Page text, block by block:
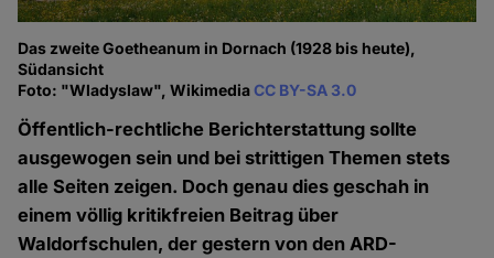
Das zweite Goetheanum in Dornach (1928 bis heute),
Südansicht
Foto: "Wladyslaw", WikimediaCC BY-SA 3.0
Öffentlich-rechtliche Berichterstattung sollte
ausgewogen sein und bei strittigen Themen stets
alle Seiten zeigen. Doch genau dies geschah in
einem völlig kritikfreien Beitrag über
Waldorfschulen, der gestern von den ARD-